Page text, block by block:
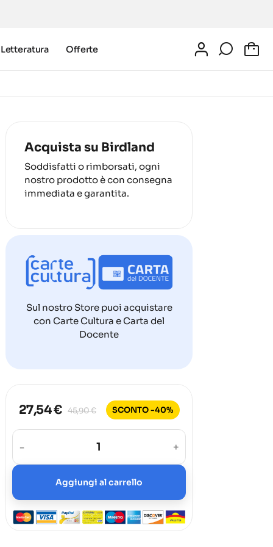
Letteratura Offerte
Acquista su Birdland
Soddisfatti o rimborsati, ogni
nostro prodotto è con consegna
immediata e garantita.
Sul nostro Store puoi acquistare
con Carte Cultura e Carta del
Docente
27,54 € 45,90 € SCONTO -40%
- +
Aggiungi al carrello